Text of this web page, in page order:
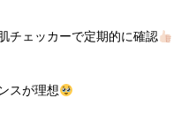
チェッカーで定期的に確認
スが理想